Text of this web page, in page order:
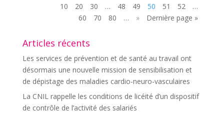
10
20 30 … 48 49 50 51 52
…
60
70 80 … » Dernière page »
Articles récents
Les services de prévention et de santé au travail ont
désormais une nouvelle mission de sensibilisation et
de dépistage des maladies cardio-neuro-vasculaires
La CNIL rappelle les conditions de licéité d’un dispositif
de contrôle de l’activité des salariés